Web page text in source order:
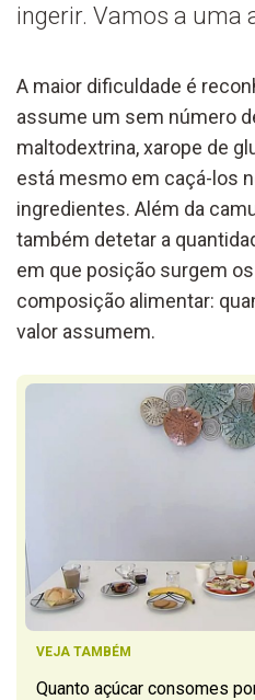
ingerir. Vamos a uma
A maior dificuldade é
assume um sem número
maltodextrina, xarope de
está mesmo em caçá-los
ingredientes. Além da
também detetar a
em que posição surgem
composição alimentar:
valor assumem.
VEJA TAMBÉM
Quanto açúcar consomes